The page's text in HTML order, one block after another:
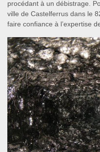
procédant à un débistrage.
ville de Castelferrus dans le
faire confiance à l’expertise